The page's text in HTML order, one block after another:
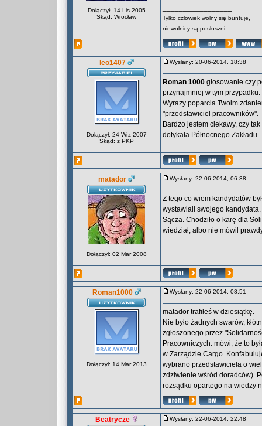
Dołączył: 14 Lis 2005
Skąd: Wrocław
Tylko człowiek wolny się buntuje,
niewolnicy są posłuszni.
leo1407
Dołączył: 24 Wrz 2007
Skąd: z PKP
Wysłany: 20-06-2014, 18:38
Roman 1000 głosowanie czy
przynajmniej w tym przypadku.
Wyrazy poparcia Twoim
"przedstawiciel pracowników".
Bardzo jestem ciekawy, czy
dotykała Północnego
matador
Dołączył: 02 Mar 2008
Wysłany: 22-06-2014, 06:38
Z tego co wiem kandydatów
wystawiali swojego
Sącza. Chodziło o karę dla
wiedział, albo nie mówił
Roman1000
Dołączył: 14 Mar 2013
Wysłany: 22-06-2014, 08:51
matador trafiłeś w dziesiątkę.
Nie było żadnych swarów,
zgłoszonego przez
Pracowniczych. mówi, że to
w Zarządzie Cargo.
wybrano przedstawiciela o
zdziwienie wśród doradców).
rozsądku opartego na wiedzy
Beatrycze Wysłany: 22-06-2014, 22:48